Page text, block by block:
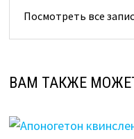
Посмотреть все
ВАМ ТАКЖЕ